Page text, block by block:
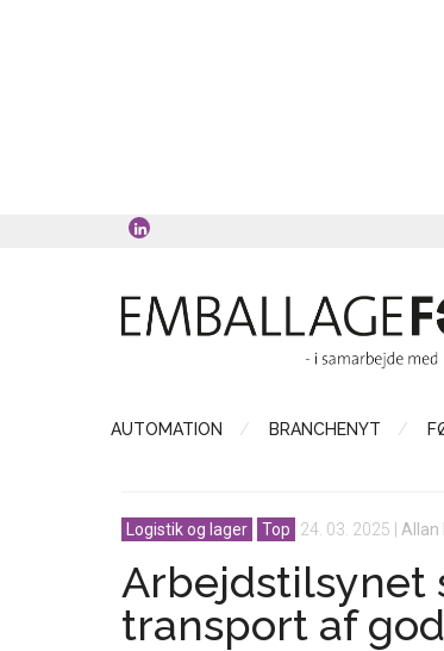
AUTOMATION BRANCHENYT
Logistik og lager Top 24. 03. 2025 Allan
Arbejdstilsynet
transport af